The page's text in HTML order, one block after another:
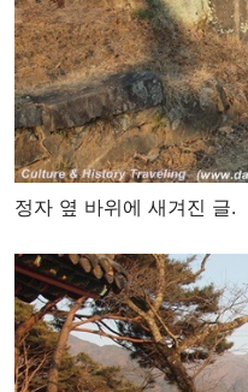
정자 옆 바위에 새겨진 글.